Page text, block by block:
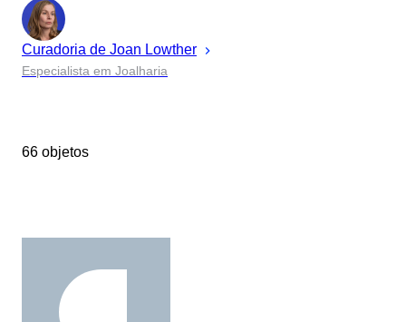
Curadoria de Joan Lowther
Especialista em Joalharia
66 objetos